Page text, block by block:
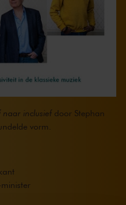
naar inclusiefdoor Stephan
vorm.